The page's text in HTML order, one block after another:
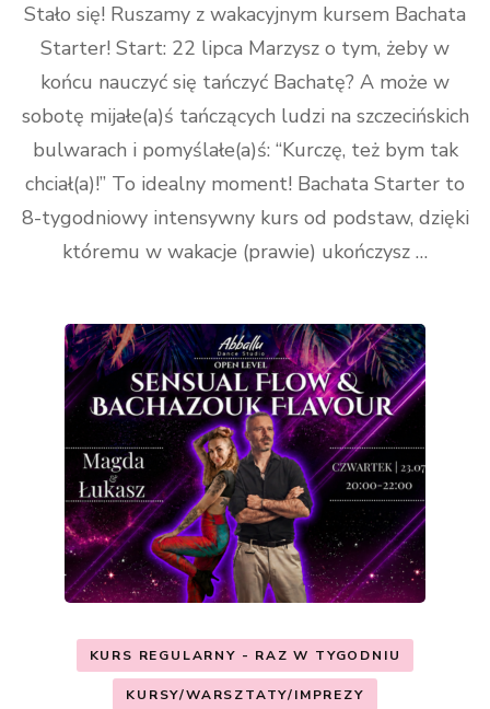
Stało się! Ruszamy z wakacyjnym kursem Bachata
Starter! Start: 22 lipca Marzysz o tym, żeby w
końcu nauczyć się tańczyć Bachatę? A może w
sobotę mijałe(a)ś tańczących ludzi na szczecińskich
bulwarach i pomyślałe(a)ś: “Kurczę, też bym tak
chciał(a)!” To idealny moment! Bachata Starter to
8-tygodniowy intensywny kurs od podstaw, dzięki
któremu w wakacje (prawie) ukończysz …
KURS REGULARNY - RAZ W TYGODNIU
KURSY/WARSZTATY/IMPREZY